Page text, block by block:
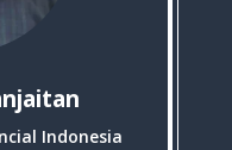
Indonesia